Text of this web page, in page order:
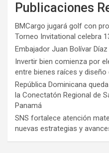
Publicaciones
BMCargo jugará golf con
Torneo Invitational celebra
Embajador Juan Bolívar
Invertir bien comienza por
entre bienes raíces y diseño
República Dominicana
la Conectatón Regional de
Panamá
SNS fortalece atención
nuevas estrategias y